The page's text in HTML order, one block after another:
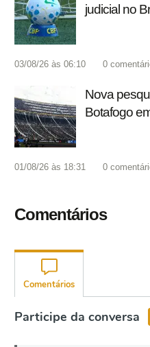
judicial no
03/08/26 às 06:10 0
Nova
Botafogo
01/08/26 às 18:31 0
Comentários